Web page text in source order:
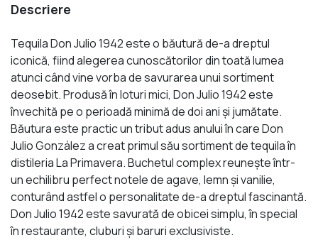
Descriere
Tequila Don Julio 1942 este o băutură de-a dreptul
iconică, fiind alegerea cunoscătorilor din toată lumea
atunci când vine vorba de savurarea unui sortiment
deosebit. Produsă în loturi mici, Don Julio 1942 este
învechită pe o perioadă minimă de doi ani şi jumătate.
Băutura este practic un tribut adus anului în care Don
Julio González a creat primul său sortiment de tequila în
distileria La Primavera. Buchetul complex reuneşte într-
un echilibru perfect notele de agave, lemn şi vanilie,
conturând astfel o personalitate de-a dreptul fascinantă.
Don Julio 1942 este savurată de obicei simplu, în special
în restaurante, cluburi şi baruri exclusiviste.